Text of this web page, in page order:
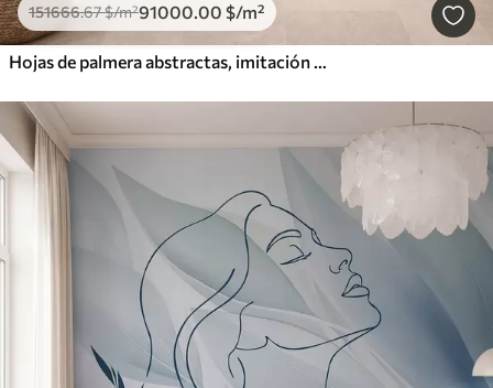
151666.67$/m²91000.00 $/m²
Hojas de palmera abstractas, imitación de pintura